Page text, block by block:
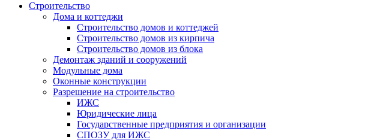
Строительство
Дома и коттеджи
Строительство домов и коттеджей
Строительство домов из кирпича
Строительство домов из блока
Демонтаж зданий и сооружений
Модульные дома
Оконные конструкции
Разрешение на строительство
ИЖС
Юридические лица
Государственные предприятия и организации
СПОЗУ для ИЖС